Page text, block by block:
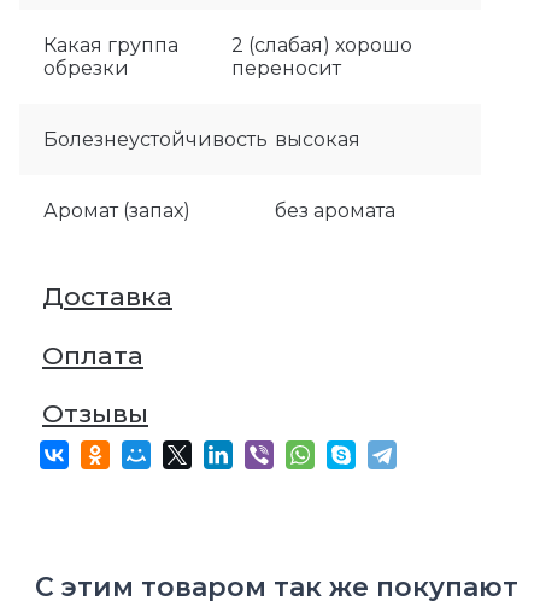
Какая группа
обрезки
2 (слабая) хорошо
переносит
Болезнеустойчивость высокая
Аромат (запах) без аромата
Доставка
Оплата
Отзывы
С этим товаром так же покупают